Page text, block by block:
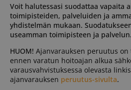
Voit halutessasi suodattaa vapaita
toimipisteiden, palveluiden ja
yhdistelmän mukaan.
useamman toimipisteen ja palvelun.
HUOM! Ajanvarauksen peruutus
ennen varatun hoitoajan alkua
varausvahvistuksessa olevasta
ajanvarauksen peruutus-sivulta.